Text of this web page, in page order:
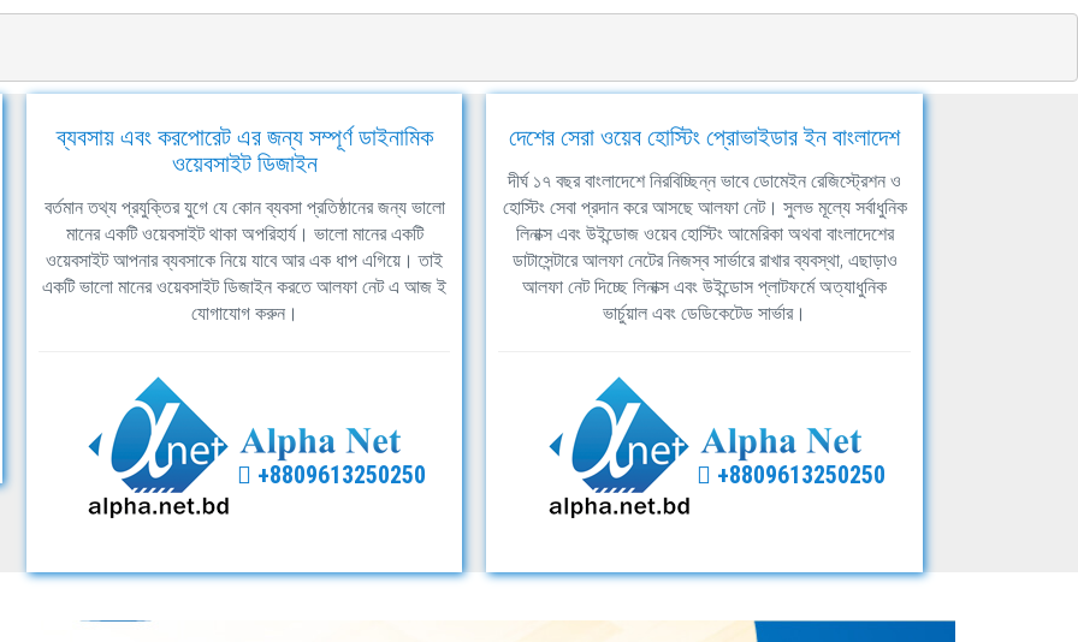
ব্যবসায় এবং করপোরেট এর জন্য সম্পূর্ণ ডাইনামিক
ওয়েবসাইট ডিজাইন
বর্তমান তথ্য প্রযুক্তির যুগে যে কোন ব্যবসা প্রতিষ্ঠানের জন্য ভালো
মানের একটি ওয়েবসাইট থাকা অপরিহার্য। ভালো মানের একটি
ওয়েবসাইট আপনার ব্যবসাকে নিয়ে যাবে আর এক ধাপ এগিয়ে। তাই
একটি ভালো মানের ওয়েবসাইট ডিজাইন করতে আলফা নেট এ আজ ই
যোগাযোগ করুন।
+8809613250250
দেশের সেরা ওয়েব হোস্টিং প্রোভাইডার ইন বাংলাদেশ
দীর্ঘ ১৭ বছর বাংলাদেশে নিরবিচ্ছিন্ন ভাবে ডোমেইন রেজিস্ট্রেশন ও
হোস্টিং সেবা প্রদান করে আসছে আলফা নেট। সুলভ মূল্যে সর্বাধুনিক
লিনাক্স এবং উইন্ডোজ ওয়েব হোস্টিং আমেরিকা অথবা বাংলাদেশের
ডাটাসেন্টারে আলফা নেটের নিজস্ব সার্ভারে রাখার ব্যবস্থা, এছাড়াও
আলফা নেট দিচ্ছে লিনাক্স এবং উইন্ডোস প্লাটফর্মে অত্যাধুনিক
ভার্চুয়াল এবং ডেডিকেটেড সার্ভার।
+8809613250250